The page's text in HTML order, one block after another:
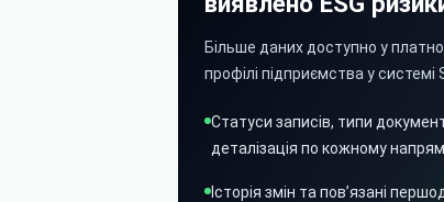
Більше даних доступно у
профілі підприємства у системі
Статуси записів, типи
деталізація по кожному
Історія змін та пов’язані